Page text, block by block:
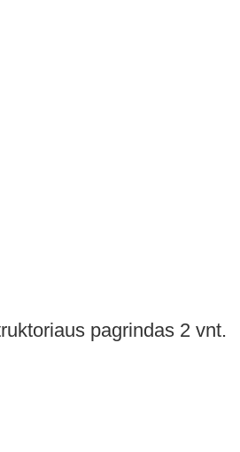
pagrindas 2 vnt.